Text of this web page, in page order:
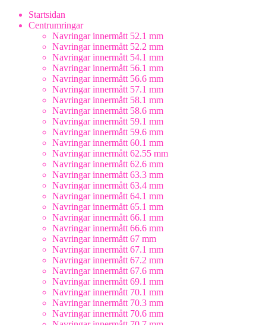
Startsidan
Centrumringar
Navringar innermått 52.1 mm
Navringar innermått 52.2 mm
Navringar innermått 54.1 mm
Navringar innermått 56.1 mm
Navringar innermått 56.6 mm
Navringar innermått 57.1 mm
Navringar innermått 58.1 mm
Navringar innermått 58.6 mm
Navringar innermått 59.1 mm
Navringar innermått 59.6 mm
Navringar innermått 60.1 mm
Navringar innermått 62.55 mm
Navringar innermått 62.6 mm
Navringar innermått 63.3 mm
Navringar innermått 63.4 mm
Navringar innermått 64.1 mm
Navringar innermått 65.1 mm
Navringar innermått 66.1 mm
Navringar innermått 66.6 mm
Navringar innermått 67 mm
Navringar innermått 67.1 mm
Navringar innermått 67.2 mm
Navringar innermått 67.6 mm
Navringar innermått 69.1 mm
Navringar innermått 70.1 mm
Navringar innermått 70.3 mm
Navringar innermått 70.6 mm